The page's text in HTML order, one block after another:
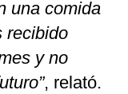
una comida
recibido
y no
, relató.